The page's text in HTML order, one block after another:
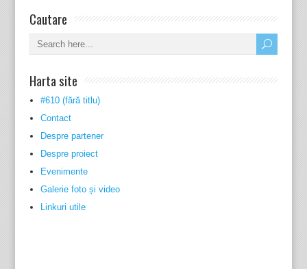
Cautare
Harta site
#610 (fără titlu)
Contact
Despre partener
Despre proiect
Evenimente
Galerie foto și video
Linkuri utile